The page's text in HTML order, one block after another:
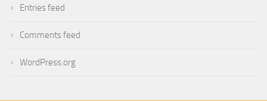
Entries feed
Comments feed
WordPress.org